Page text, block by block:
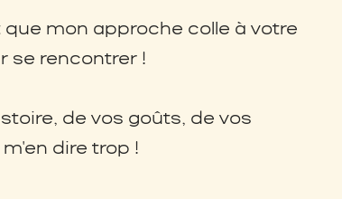
mon approche colle à votre
se rencontrer !
de vos goûts, de vos
dire trop !